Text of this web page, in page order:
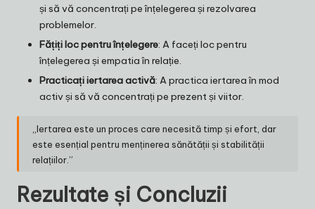
și să vă concentrați pe înțelegerea și rezolvarea
problemelor.
Fățiți loc pentru înțelegere: A faceți loc pentru
înțelegerea și empatia în relație.
Practicați iertarea activă: A practica iertarea în mod
activ și să vă concentrați pe prezent și viitor.
„Iertarea este un proces care necesită timp și efort, dar
este esențial pentru menținerea sănătății și stabilității
relațiilor.”
Rezultate și Concluzii